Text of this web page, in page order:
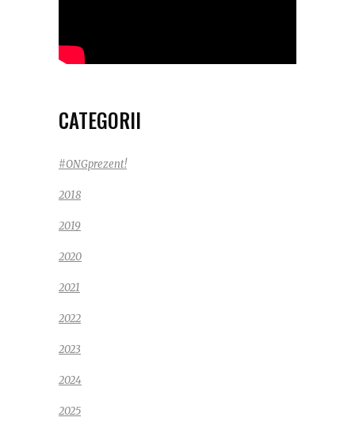
CATEGORII
#ONGprezent!
2018
2019
2020
2021
2022
2023
2024
2025